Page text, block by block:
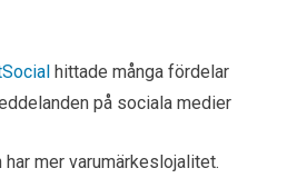
hittade många fördelar
på sociala medier
mer varumärkeslojalitet.